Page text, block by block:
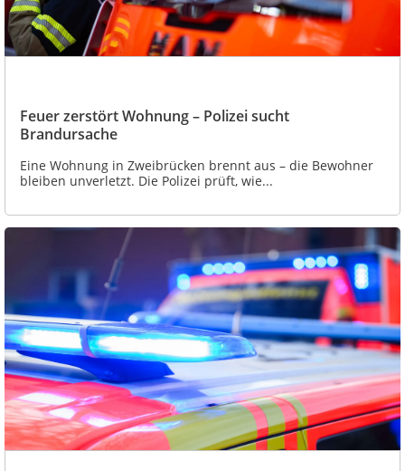
Feuer zerstört Wohnung – Polizei sucht
Brandursache
Eine Wohnung in Zweibrücken brennt aus – die Bewohner
bleiben unverletzt. Die Polizei prüft, wie...